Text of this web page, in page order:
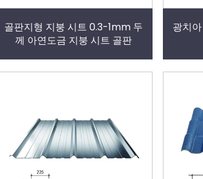
골판지형 지붕 시트 0.3-1mm 두
께 아연도금 지붕 시트 골판
광치